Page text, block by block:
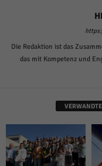
Die Redaktion ist das
das mit Kompetenz und